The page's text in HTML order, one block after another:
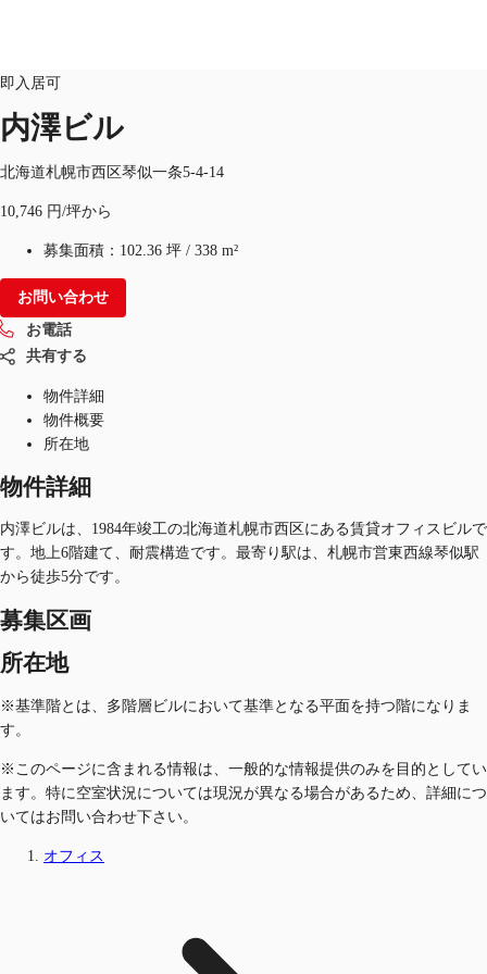
地図検索
記事
仲介会社様はこちらへ
JP
お電話 お問合せ
即入居可
内澤ビル
北海道札幌市西区琴似一条5-4-14
10,746 円/坪から
募集面積： 102.36 坪 / 338 m²
お問い合わせ
お電話
共有する
物件詳細
物件概要
所在地
物件詳細
内澤ビルは、1984年竣工の北海道札幌市西区にある賃貸オフィスビルで
す。地上6階建て、耐震構造です。最寄り駅は、札幌市営東西線琴似駅
から徒歩5分です。
募集区画
所在地
※基準階とは、多階層ビルにおいて基準となる平面を持つ階になりま
す。
※このページに含まれる情報は、一般的な情報提供のみを目的としてい
ます。特に空室状況については現況が異なる場合があるため、詳細につ
いてはお問い合わせ下さい。
オフィス